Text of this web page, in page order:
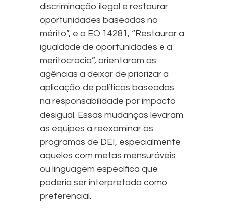
discriminação ilegal e restaurar
oportunidades baseadas no
mérito”, e a EO 14281, “Restaurar a
igualdade de oportunidades e a
meritocracia”, orientaram as
agências a deixar de priorizar a
aplicação de políticas baseadas
na responsabilidade por impacto
desigual. Essas mudanças levaram
as equipes a reexaminar os
programas de DEI, especialmente
aqueles com metas mensuráveis
ou linguagem específica que
poderia ser interpretada como
preferencial.